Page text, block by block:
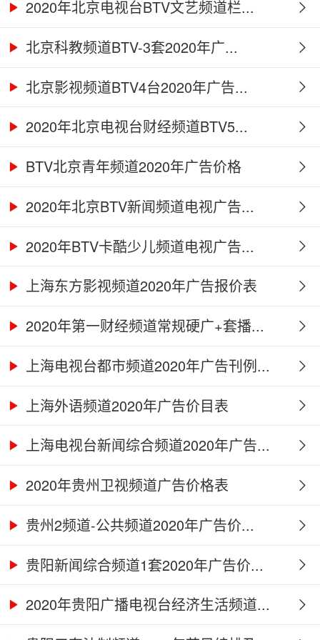
2020年北京电视台BTV文艺频道栏...
北京科教频道BTV-3套2020年广...
北京影视频道BTV4台2020年广告...
2020年北京电视台财经频道BTV5...
BTV北京青年频道2020年广告价格
2020年北京BTV新闻频道电视广告...
2020年BTV卡酷少儿频道电视广告...
上海东方影视频道2020年广告报价表
2020年第一财经频道常规硬广+套播...
上海电视台都市频道2020年广告刊例...
上海外语频道2020年广告价目表
上海电视台新闻综合频道2020年广告...
2020年贵州卫视频道广告价格表
贵州2频道-公共频道2020年广告价...
贵阳新闻综合频道1套2020年广告价...
2020年贵阳广播电视台经济生活频道...